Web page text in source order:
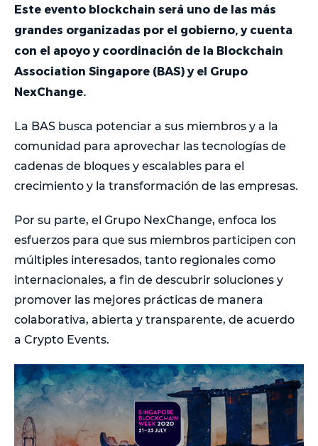
Este evento blockchain será uno de las más
grandes organizadas por el gobierno, y cuenta
con el apoyo y coordinación de la Blockchain
Association Singapore (BAS) y el Grupo
NexChange.
La BAS busca potenciar a sus miembros y a la
comunidad para aprovechar las tecnologías de
cadenas de bloques y escalables para el
crecimiento y la transformación de las empresas.
Por su parte, el Grupo NexChange, enfoca los
esfuerzos para que sus miembros participen con
múltiples interesados, tanto regionales como
internacionales, a fin de descubrir soluciones y
promover las mejores prácticas de manera
colaborativa, abierta y transparente, de acuerdo
a Crypto Events.